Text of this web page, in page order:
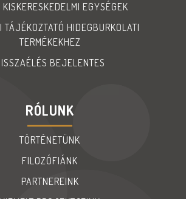
EGYSÉGEK
TÁJÉKOZTATÓ HIDEGBURKOLATI
TERMÉKEKHEZ
BEJELENTES
RÓLUNK
TÖRTÉNETÜNK
FILOZÓFIÁNK
PARTNEREINK